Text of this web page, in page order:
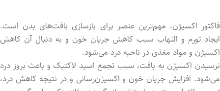
فاکتور اکسیژن، مهم‌ترین عنصر برای بازسازی بافت‌های بدن است.
ایجاد تورم و التهاب سبب کاهش جریان خون و به دنبال آن کاهش
اکسیژن و مواد مغذی در ناحیه درد می‌شود.
نرسیدن اکسیژن به بافت، سبب تجمع اسید لاکتیک و باعث بروز درد
می‌شود. افزایش جریان خون و اکسیژن‌رسانی و در نتیجه کاهش درد،